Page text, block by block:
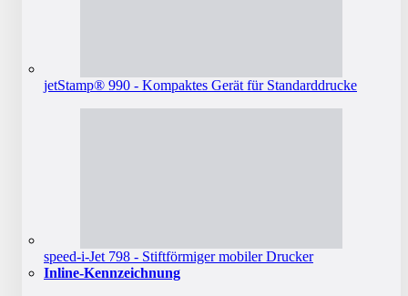
jetStamp® 990 - Kompaktes Gerät für Standarddrucke
speed-i-Jet 798 - Stiftförmiger mobiler Drucker
Inline-Kennzeichnung